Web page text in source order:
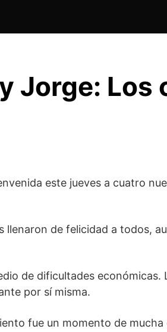
Jorge:
este jueves a cuatro
llenaron de felicidad a todos,
de dificultades
por sí misma.
fue un momento de